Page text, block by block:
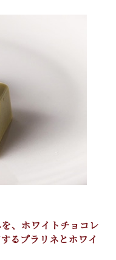
、ホワイトチョコレ
るプラリネとホワイ